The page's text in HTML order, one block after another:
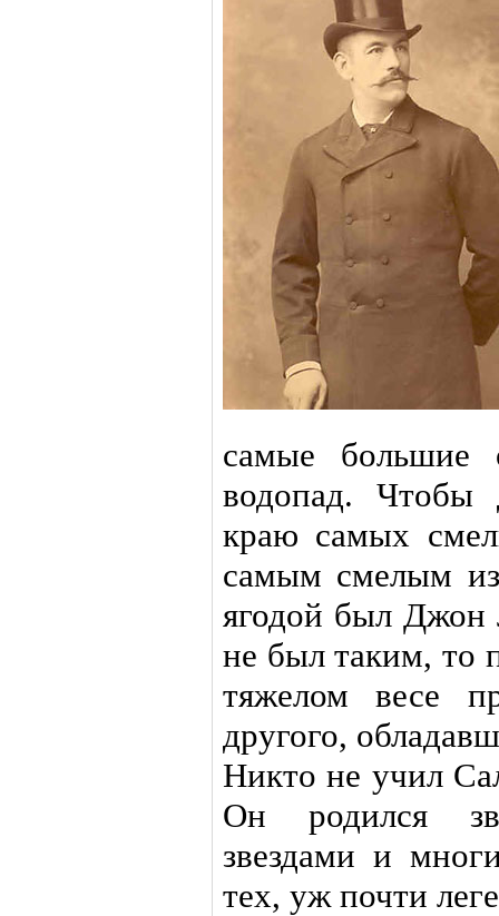
самые большие
водопад. Чтобы
краю самых
самым смелым
ягодой был
не был таким, то
тяжелом весе
другого,
Никто не учил
Он родился
звездами и
тех, уж почти